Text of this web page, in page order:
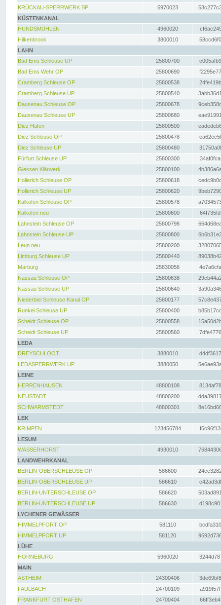
KRÜCKAU-SPERRWERK BP
5970023
KÜSTENKANAL
HUNDSMÜHLEN
4960020
Hilkenbrook
3800010
LAHN
Bad Ems Schleuse UP
25800700
Bad Ems Wehr OP
25800690
Cramberg Schleuse OP
25800538
Cramberg Schleuse UP
25800540
Dausenau Schleuse OP
25800678
Dausenau Schleuse UP
25800680
Diez Hafen
25800500
Diez Schleuse OP
25800478
Diez Schleuse UP
25800480
Fürfurt Schleuse UP
25800300
Giessen Klärwerk
25800100
Hollerich Schleuse OP
25800618
Hollerich Schleuse UP
25800620
Kalkofen Schleuse OP
25800578
Kalkofen neu
25800600
Lahnstein Schleuse OP
25800798
Lahnstein Schleuse UP
25800800
Leun neu
25800200
Limburg Schleuse UP
25800440
Marburg
25830056
Nassau Schleuse OP
25800638
Nassau Schleuse UP
25800640
Niederbiel Schleuse Kanal OP
25800177
Runkel Schleuse UP
25800400
Scheidt Schleuse OP
25800558
Scheidt Schleuse UP
25800560
LEDA
DREYSCHLOOT
3880010
LEDASPERRWERK UP
3880050
LEINE
HERRENHAUSEN
48800108
NEUSTADT
48800200
SCHWARMSTEDT
48800301
LEK
KRIMPEN
123456784
LESUM
WASSERHORST
4930010
LANDWEHRKANAL
BERLIN-OBERSCHLEUSE OP
586600
BERLIN-OBERSCHLEUSE UP
586610
BERLIN-UNTERSCHLEUSE OP
586620
BERLIN-UNTERSCHLEUSE UP
586630
LYCHENER GEWÄSSER
HIMMELPFORT OP
581110
HIMMELPFORT UP
581120
LÜHE
HORNEBURG
5960020
MAIN
ASTHEIM
24300406
FAULBACH
24700109
FRANKFURT OSTHAFEN
24700404